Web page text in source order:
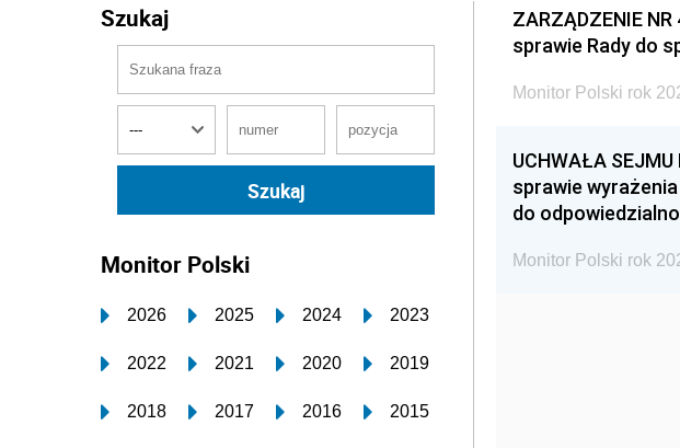
Szukaj
Monitor Polski
2026 2025 2024 2023
2022 2021 2020 2019
2018 2017 2016 2015
ZARZĄDZENIE
sprawie Rady do
Monitor Polski rok
UCHWAŁA
sprawie
do
Monitor Polski rok